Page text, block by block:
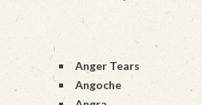
Anger Tears
Angoche